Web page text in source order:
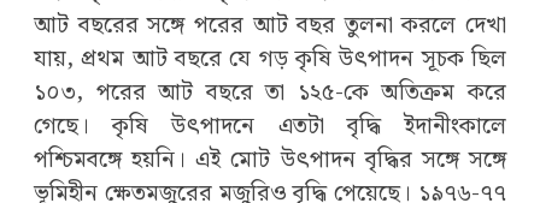
আট বছরের সঙ্গে পরের আট বছর তুলনা করলে দেখা
যায়, প্রথম আট বছরে যে গড় কৃষি উৎপাদন সূচক ছিল
১০৩, পরের আট বছরে তা ১২৫-কে অতিক্রম করে
গেছে। কৃষি উৎপাদনে এতটা বৃদ্ধি ইদানীংকালে
পশ্চিমবঙ্গে হয়নি। এই মোট উৎপাদন বৃদ্ধির সঙ্গে সঙ্গে
ভূমিহীন ক্ষেতমজুরের মজুরিও বৃদ্ধি পেয়েছে। ১৯৭৬-৭৭